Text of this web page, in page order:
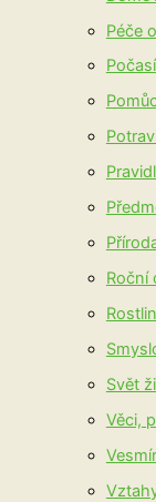
Péče
Počasí
Roční
Svět
Věci,
Vesmír